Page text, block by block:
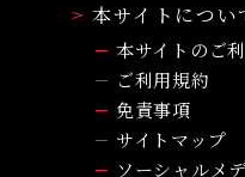
本サイトについ
本サイトのご
ご利用規約
免責事項
サイトマップ
ソーシャルメ